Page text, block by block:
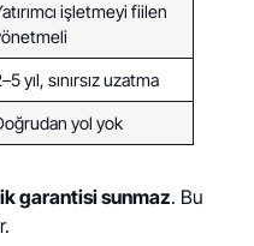
işletmeyi fiilen
yıl, sınırsız uzatma
yol yok
garantisi sunmaz. Bu